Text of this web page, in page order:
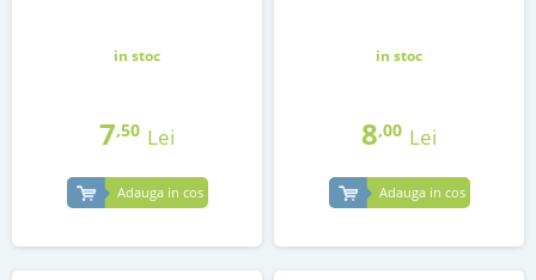
in stoc
7,50 Lei
Adauga in cos
in stoc
8,00 Lei
Adauga in cos